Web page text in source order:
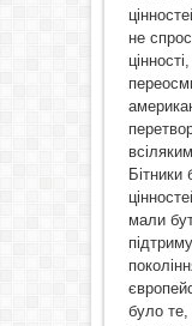
не
Бітники
мали
було